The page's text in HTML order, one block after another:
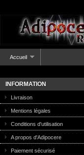
Accueil
INFORMATION
Livraison
Mentions légales
Conditions d'utilisation
A propos d'Adipocere
Paiement sécurisé